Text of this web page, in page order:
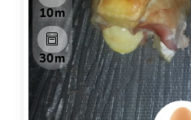
10m
30m